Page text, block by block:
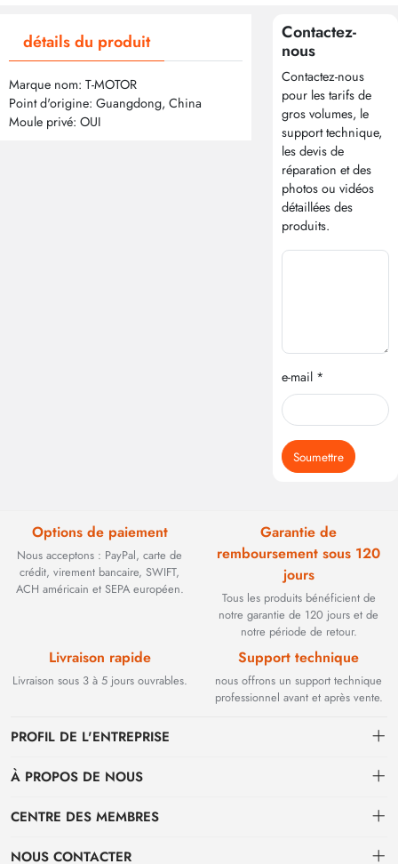
détails du produit
Marque nom: T-MOTOR
Point d'origine: Guangdong, China
Moule privé: OUI
Contactez-
nous
Contactez-nous
pour les tarifs de
gros volumes, le
support technique,
les devis de
réparation et des
photos ou vidéos
détaillées des
produits.
e-mail *
Soumettre
Options de paiement
Nous acceptons : PayPal, carte de
crédit, virement bancaire, SWIFT,
ACH américain et SEPA européen.
Garantie de
remboursement sous 120
jours
Tous les produits bénéficient de
notre garantie de 120 jours et de
notre période de retour.
Livraison rapide
Livraison sous 3 à 5 jours ouvrables.
Support technique
nous offrons un support technique
professionnel avant et après vente.
PROFIL DE L'ENTREPRISE
Fondée en 2002, BEYOND TECHNOLOGY INTERNATIONAL LIMITED
performance. Face à l'évolution des réseaux industriels, nous avons
À PROPOS DE NOUS
Contact
CENTRE DES MEMBRES
centre personnel
NOUS CONTACTER